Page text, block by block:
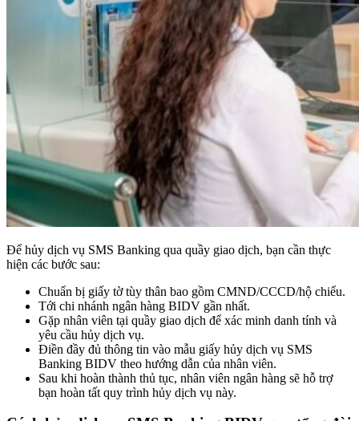
Để hủy dịch vụ SMS Banking qua quầy giao dịch, bạn cần thực
hiện các bước sau:
Chuẩn bị giấy tờ tùy thân bao gồm CMND/CCCD/hộ chiếu.
Tới chi nhánh ngân hàng BIDV gần nhất.
Gặp nhân viên tại quầy giao dịch để xác minh danh tính và
yêu cầu hủy dịch vụ.
Điền đầy đủ thông tin vào mẫu giấy hủy dịch vụ SMS
Banking BIDV theo hướng dẫn của nhân viên.
Sau khi hoàn thành thủ tục, nhân viên ngân hàng sẽ hỗ trợ
bạn hoàn tất quy trình hủy dịch vụ này.